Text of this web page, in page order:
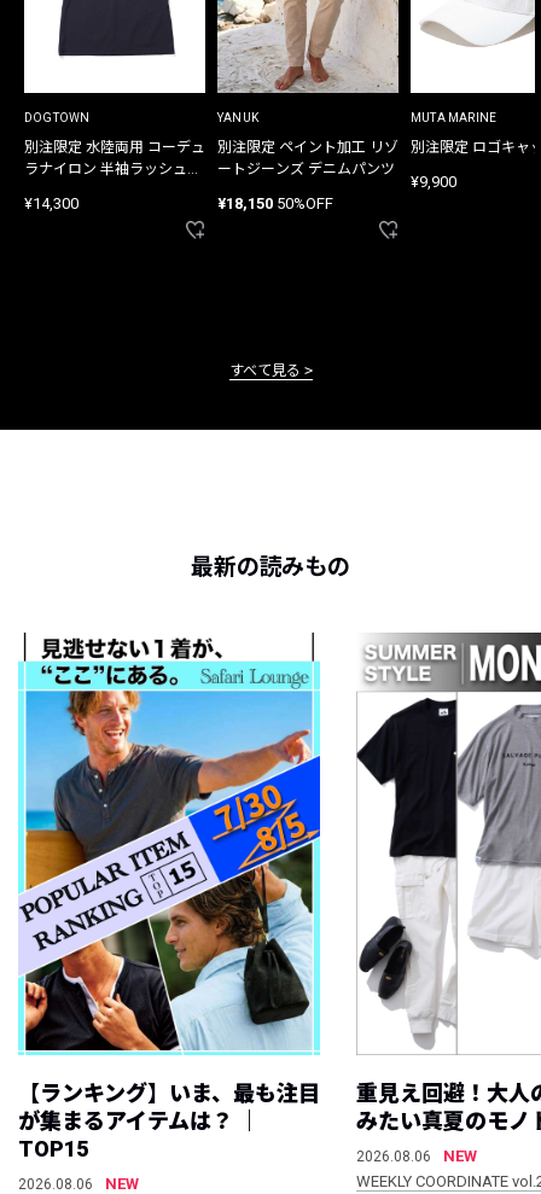
DOGTOWN
別注限定 水陸両用 コーデュ
ラナイロン 半袖ラッシュガ
¥14,300
YANUK
別注限定 ペイント加工 リゾ
ートジーンズ デニムパンツ
¥18,150 50%OFF
MUTA MARINE
別注限定 ロゴキャ
¥9,900
すべて見る
最新の読みもの
【ランキング】いま、最も注目
が集まるアイテムは？ ｜
TOP15
2026.08.06
NEW
重見え回避！大人
みたい真夏のモノ
2026.08.06
NEW
WEEKLY COORDINATE